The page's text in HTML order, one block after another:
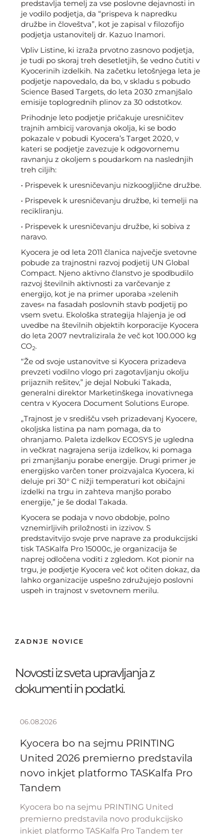
predstavlja temelj za vse poslovne dejavnosti in
je vodilo podjetja, da “prispeva k napredku
družbe in človeštva”, kot je zapisal v filozofijo
podjetja ustanovitelj dr. Kazuo Inamori.
Vpliv Listine, ki izraža prvotno zasnovo podjetja,
je tudi po skoraj treh desetletjih, še vedno čutiti v
Kyocerinih izdelkih. Na začetku letošnjega leta je
podjetje napovedalo, da bo, v skladu s pobudo
Science Based Targets, do leta 2030 zmanjšalo
emisije toplogrednih plinov za 30 odstotkov.
Prihodnje leto podjetje pričakuje uresničitev
trajnih ambicij varovanja okolja, ki se bodo
pokazale v pobudi Kyocera’s Target 2020, v
kateri se podjetje zavezuje k odgovornemu
ravnanju z okoljem s poudarkom na naslednjih
treh ciljih:
• Prispevek k uresničevanju nizkoogljične družbe.
• Prispevek k uresničevanju družbe, ki temelji na
recikliranju.
• Prispevek k uresničevanju družbe, ki sobiva z
naravo.
Kyocera je od leta 2011 članica največje svetovne
pobude za trajnostni razvoj podjetij UN Global
Compact. Njeno aktivno članstvo je spodbudilo
razvoj številnih aktivnosti za varčevanje z
energijo, kot je na primer uporaba »zelenih
zaves« na fasadah poslovnih stavb podjetij po
vsem svetu. Ekološka strategija hlajenja je od
uvedbe na številnih objektih korporacije Kyocera
do leta 2007 nevtralizirala že več kot 100.000 kg
CO2.
“Že od svoje ustanovitve si Kyocera prizadeva
prevzeti vodilno vlogo pri zagotavljanju okolju
prijaznih rešitev,” je dejal Nobuki Takada,
generalni direktor Marketinškega inovativnega
centra v Kyocera Document Solutions Europe.
„Trajnost je v središču vseh prizadevanj Kyocere,
okoljska listina pa nam pomaga, da to
ohranjamo. Paleta izdelkov ECOSYS je ugledna
in večkrat nagrajena serija izdelkov, ki pomaga
pri zmanjšanju porabe energije. Drugi primer je
energijsko varčen toner proizvajalca Kyocera, ki
deluje pri 30° C nižji temperaturi kot običajni
izdelki na trgu in zahteva manjšo porabo
energije,” je še dodal Takada.
Kyocera se podaja v novo obdobje, polno
vznemirljivih priložnosti in izzivov. S
predstavitvijo svoje prve naprave za produkcijski
tisk TASKalfa Pro 15000c, je organizacija še
naprej odločena voditi z zgledom. Kot pionir na
trgu, je podjetje Kyocera več kot očiten dokaz, da
lahko organizacije uspešno združujejo poslovni
uspeh in trajnost v svetovnem merilu.
ZADNJE NOVICE
Novosti iz sveta upravljanja z
dokumenti in podatki.
06.08.2026
Kyocera bo na sejmu PRINTING
United 2026 premierno predstavila
novo inkjet platformo TASKalfa Pro
Tandem
Kyocera bo na sejmu PRINTING United
premierno predstavila novo produkcijsko
inkjet platformo TASKalfa Pro Tandem ter